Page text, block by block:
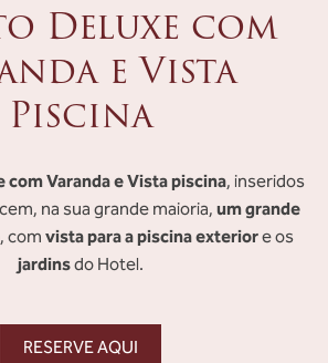
Deluxe com
e Vista
Piscina
Varanda e Vista piscina, inseridos
na sua grande maioria,um grande
, comvista para a piscina exteriore os
jardinsdo Hotel.
RESERVE AQUI